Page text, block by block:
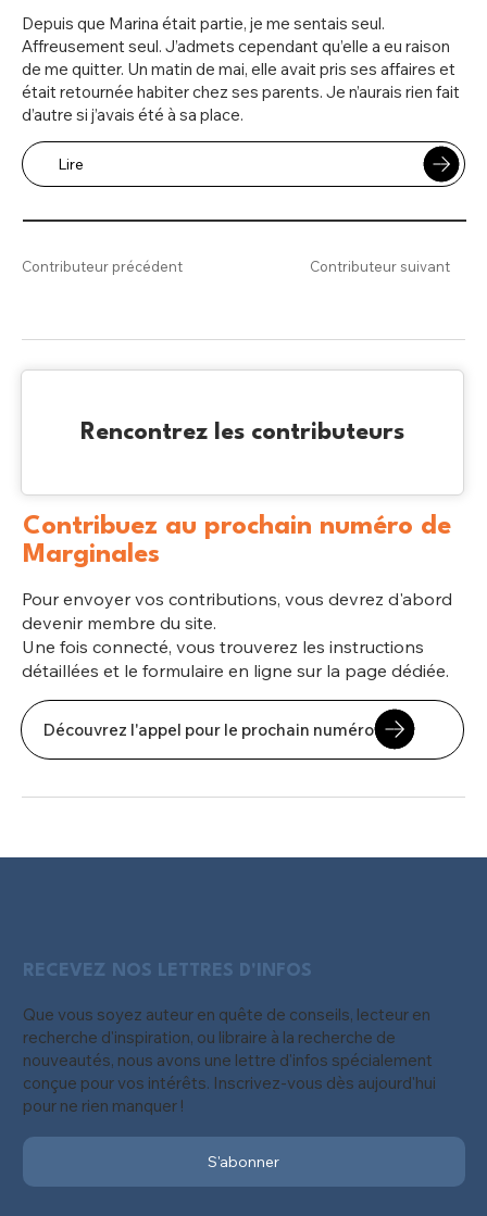
Depuis que Marina était partie, je me sentais seul.
Affreusement seul. J’admets cependant qu’elle a eu raison
de me quitter. Un matin de mai, elle avait pris ses affaires et
était retournée habiter chez ses parents. Je n’aurais rien fait
d’autre si j’avais été à sa place.
Lire
Contributeur précédent Contributeur suivant
Rencontrez les contributeurs
Contribuez au prochain numéro de
Marginales
Pour envoyer vos contributions, vous devrez d'abord
devenir membre du site.
Une fois connecté, vous trouverez les instructions
détaillées et le formulaire en ligne sur la page dédiée.
Découvrez l'appel pour le prochain numéro
RECEVEZ NOS LETTRES D'INFOS
Que vous soyez auteur en quête de conseils, lecteur en
recherche d'inspiration, ou libraire à la recherche de
nouveautés, nous avons une lettre d'infos spécialement
conçue pour vos intérêts. Inscrivez-vous dès aujourd'hui
pour ne rien manquer !
S'abonner